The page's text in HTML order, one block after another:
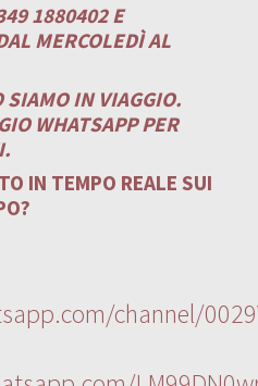
1880402 E
MERCOLEDÌ AL
SIAMO IN VIAGGIO.
WHATSAPP PER
IN TEMPO REALE SUI
channel/